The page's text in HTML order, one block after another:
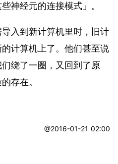
神经元的连接模式」。
入到新计算机里时，旧计
计算机上了。他们甚至说
们绕了一圈，又回到了原
存在。
@2016-01-21 02:00